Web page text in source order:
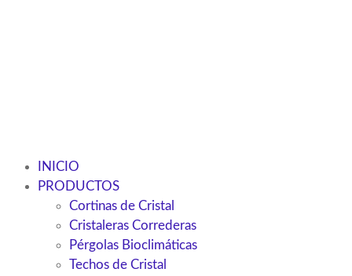
INICIO
PRODUCTOS
Cortinas de Cristal
Cristaleras Correderas
Pérgolas Bioclimáticas
Techos de Cristal